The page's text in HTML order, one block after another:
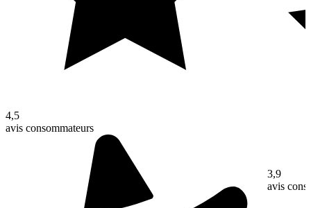
4,5
avis consommateurs
3,9
avis